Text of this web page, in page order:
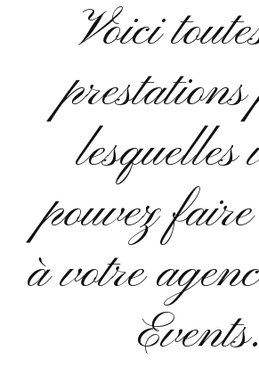
Voici
lesquelles
pouvez
à votre
Events.